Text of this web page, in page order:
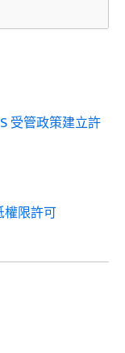
受管政策建立許
權限許可